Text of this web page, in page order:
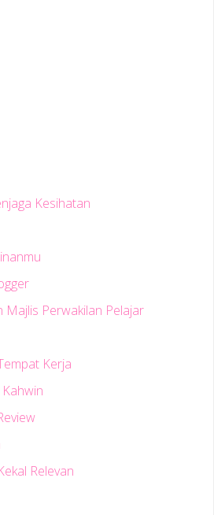
Kesihatan
Majlis Perwakilan Pelajar
Kerja
Relevan